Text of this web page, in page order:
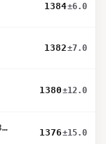
1384±6.0
1382±7.0
1380±12.0
llama-3.1-nemotron-ultra-253b-v1
1376±15.0